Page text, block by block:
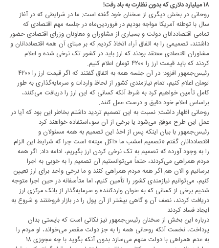
۱۸ میلیارد دلاری که بدون نظارت به باد رفت!
روحانی در بخش دیگری از سخنان خود گفته است: ما در شرایطی که در آغاز
سال با توطئه آمریکا مواجه بودیم در فروردین‌ماه در جلسه‌ مهم اقتصادی که
تمامی اقتصاددانان دولت و بسیاری از مشاوران و معاونان وزرای اقتصادی حضور
داشتند، تصمیمی را به اتفاق آراء اتخاذ کردیم که بر مبنای آن همه اقتصاددانان و
مشاوران اقتصادی معتقد بودند که ارز باید در کشور تک نرخی شده و اعلام
کردند که باید قیمت ارز را ۴۲۰۰ تومان اعلام کنیم.
رئیس‌جمهور افزود: در آن جلسه همه به اتفاق گفتند که اگر قیمت ارز را ۴۲۰۰
تومان اعلام کنیم، تمام نیازمندی کشور از لحاظ واردات و سرمایه‌گذاری به طور
کامل تأمین خواهیم کرد به شرط آنکه کسانی که این ارز را دریافت می‌کنند،
براساس اعلام خود دقیق و درست عمل کنند.
روحانی اظهار داشت: نسبت به این تصمیم تردید داشتم بخاطر این بود که آیا در
عمل این طرح موفق می‌شود یا برخی از آن سوءاستفاده خواهند کرد.
رئیس‌جمهور با بیان اینکه پس از اخذ این تصمیم به همه مسئولان و
اقتصاددانان گفتم «تصمیم امشب ما «اکل میته» است چرا که شرایط این الزام
را به وجود آورده که تصمیم به تک نرخی کردن ارز بگیریم، ادامه داد: اگر همه
مردم همراهی می‌کردند، حتماً می‌توانستیم آن تصمیم را به خوبی به اجرا
برسانیم و الان هم اگر همه مردم همراهی کنند و ما نرخی واحد برای ارز تعیین
کنیم، می‌توانیم نیازمندی کشور را تأمین کنیم، اما متأسفانه در حین اجرا متوجه
شدیم برخی از کسانی که به عنوان واردکننده و سرمایه‌گذار از بانک مرکزی ارز
دریافت کردند، نصف آن و گاهی بیشتر از آن پول را در بازار فروختند و شروع به
ایجاد فساد کردند.
درباره این بخش از سخنان رئیس‌جمهور نیز نکاتی است که بایستی بدان
پرداخت، نخست آنکه روحانی همه را به جز دولت مقصر می‌خواند، او مردم را
به عدم همراهی با دولت متهم می‌سازد بدون آنکه بگوید با چه مجوزی ۱۸